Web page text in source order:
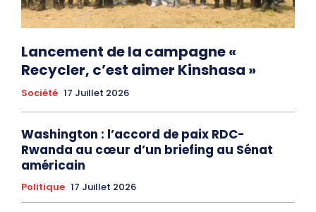
Lancement de la campagne «
Recycler, c’est aimer Kinshasa »
Société 17 Juillet 2026
Washington : l’accord de paix RDC-
Rwanda au cœur d’un briefing au Sénat
américain
Politique 17 Juillet 2026